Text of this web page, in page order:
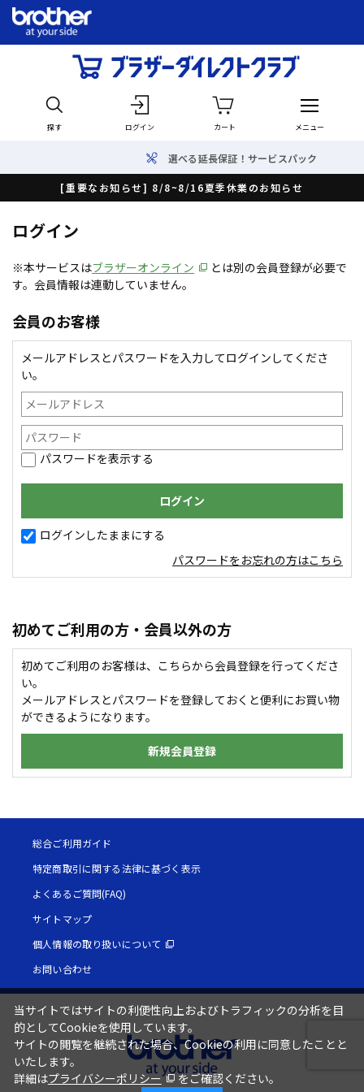
探す ログイン カート メニュー
選べる延長保証！サービスパック
[重要なお知らせ] 8/8~8/16夏季休業のお知らせ
ログイン
※本サービスはブラザーオンライン
とは別の会員登録が必要で
す。会員情報は連動していません。
会員のお客様
メールアドレスとパスワードを入力してログインしてくださ
い。
パスワードを表示する
ログインしたままにする
パスワードをお忘れの方はこちら
初めてご利用の方・会員以外の方
初めてご利用のお客様は、こちらから会員登録を行ってくださ
い。
メールアドレスとパスワードを登録しておくと便利にお買い物
ができるようになります。
新規会員登録
総合ご利用ガイド
特定商取引に関する法律に基づく表示
よくあるご質問(FAQ)
サイトマップ
個人情報の取り扱いについて
お問い合わせ
当サイトではサイトの利便性向上およびトラフィックの分析を目
的としてCookieを使用しています。
サイトの閲覧を継続された場合、Cookieの利用に同意したことと
いたします。
詳細はプライバシーポリシー をご確認ください。